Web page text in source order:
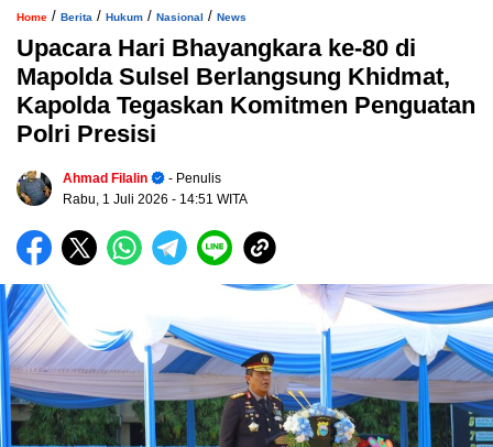
Home / Berita / Hukum / Nasional / News
Upacara Hari Bhayangkara ke-80 di
Mapolda Sulsel Berlangsung Khidmat,
Kapolda Tegaskan Komitmen Penguatan
Polri Presisi
Ahmad Filalin
- Penulis
Rabu, 1 Juli 2026 - 14:51 WITA